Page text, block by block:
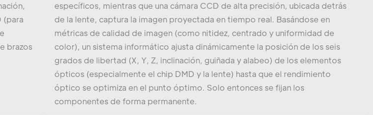
(para
brazos
específicos, mientras que una cámara CCD de alta precisión, ubicada detrás
de la lente, captura la imagen proyectada en tiempo real. Basándose en
métricas de calidad de imagen (como nitidez, centrado y uniformidad de
color), un sistema informático ajusta dinámicamente la posición de los seis
grados de libertad (X, Y, Z, inclinación, guiñada y alabeo) de los elementos
ópticos (especialmente el chip DMD y la lente) hasta que el rendimiento
óptico se optimiza en el punto óptimo. Solo entonces se fijan los
componentes de forma permanente.